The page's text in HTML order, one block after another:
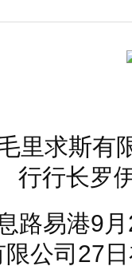
里求斯有
行行长罗
路易港9
公司27